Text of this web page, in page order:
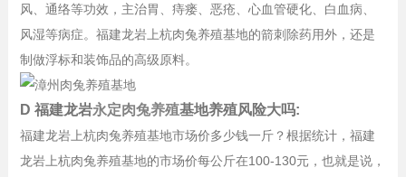
风、通络等功效，主治胃、痔瘘、恶疮、心血管硬化、白血病、
风湿等病症。福建龙岩上杭肉兔养殖基地的箭刺除药用外，还是
制做浮标和装饰品的高级原料。
D 福建龙岩永定肉兔养殖基地养殖风险大吗:
福建龙岩上杭肉兔养殖基地市场价多少钱一斤？根据统计，福建
龙岩上杭肉兔养殖基地的市场价每公斤在100-130元，也就是说，